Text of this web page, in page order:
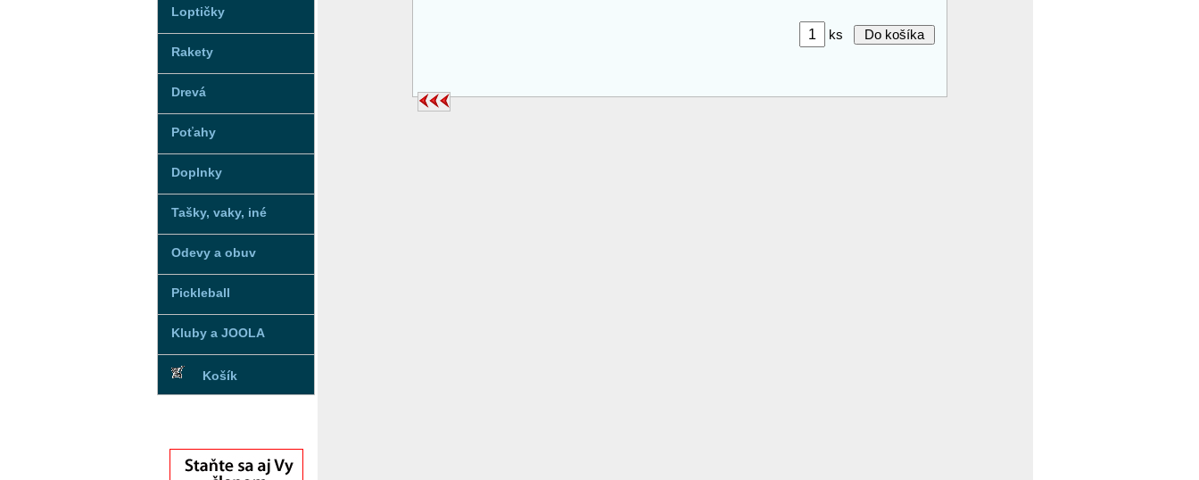
Loptičky
Rakety
Drevá
Poťahy
Doplnky
Tašky, vaky, iné
Odevy a obuv
Pickleball
Kluby a JOOLA
Košík
ks